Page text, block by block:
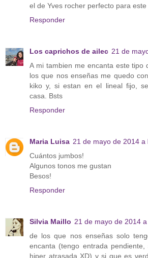
el de Yves rocher perfecto para
Responder
Los caprichos de ailec 21 de
A mi tambien me encanta este tipo
los que nos enseñas me quedo
kiko y, si estan en el lineal fijo,
casa. Bsts
Responder
Maria Luisa 21 de mayo de 2014 a
Cuántos jumbos!
Algunos tonos me gustan
Besos!
Responder
Silvia Maillo 21 de mayo de 2014
de los que nos enseñas solo
encanta (tengo entrada
hiper atrasada XD) y si que es